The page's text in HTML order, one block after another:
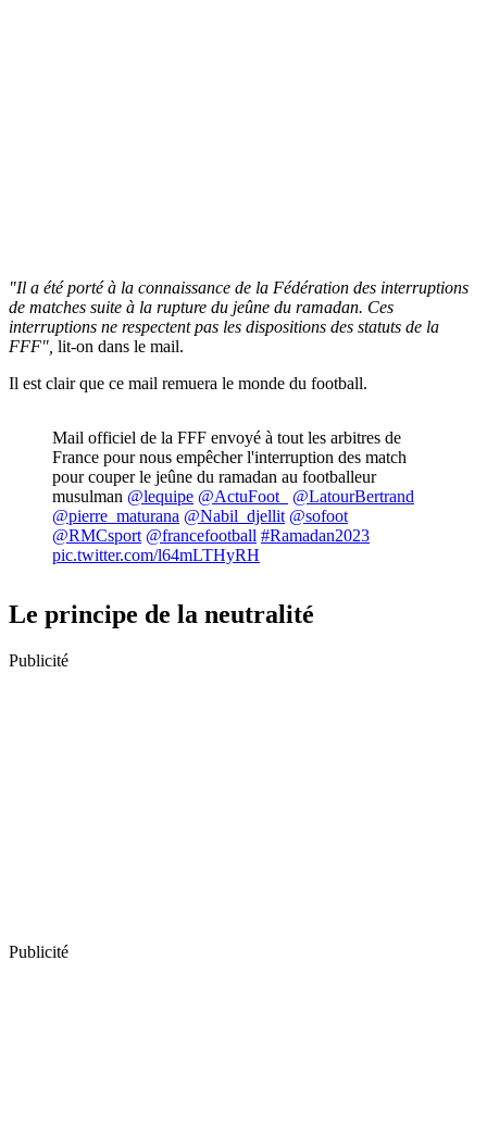
"Il a été porté à la connaissance de la Fédération des interruptions
de matches suite à la rupture du jeûne du ramadan. Ces
interruptions ne respectent pas les dispositions des statuts de la
FFF", lit-on dans le mail.
Il est clair que ce mail remuera le monde du football.
Le principe de la neutralité
Publicité
Publicité